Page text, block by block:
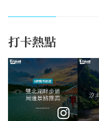
打卡熱點